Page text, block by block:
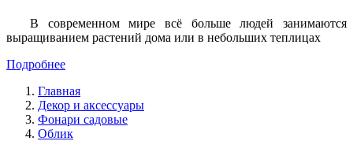
В современном мире всё больше людей занимаются
выращиванием растений дома или в небольших теплицах
Подробнее
Главная
Декор и аксессуары
Фонари садовые
Облик